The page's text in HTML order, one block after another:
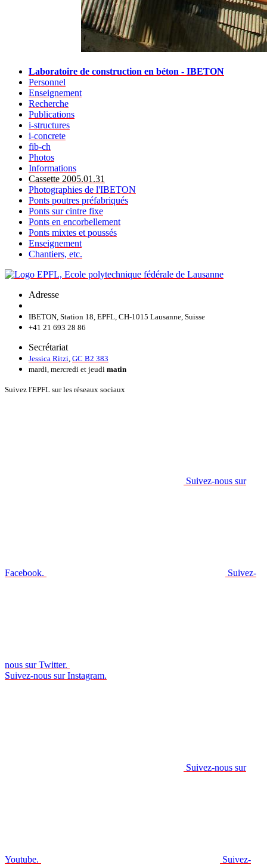
Laboratoire de construction en béton - IBETON
Personnel
Enseignement
Recherche
Publications
i-structures
i-concrete
fib-ch
Photos
Informations
Cassette 2005.01.31
Photographies de l'IBETON
Ponts poutres préfabriqués
Ponts sur cintre fixe
Ponts en encorbellement
Ponts mixtes et poussés
Enseignement
Chantiers, etc.
Adresse
IBETON, Station 18, EPFL, CH-1015 Lausanne, Suisse
+41 21 693 28 86
Secrétariat
Jessica Ritzi GC B2 383
mardi, mercredi et jeudi matin
Suivez l'EPFL sur les réseaux sociaux
Suivez-nous sur
Facebook. Suivez-
nous sur Twitter.
Suivez-nous sur Instagram.
Suivez-nous sur
Youtube. Suivez-